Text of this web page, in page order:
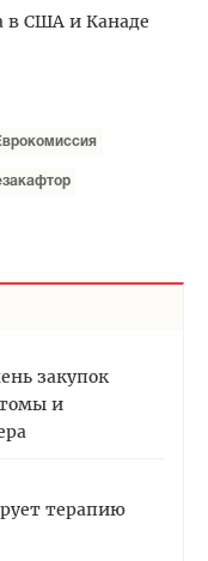
в США и Канаде
закупок
и
терапию